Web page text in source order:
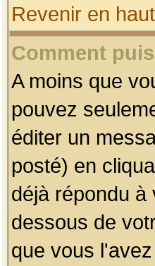
Revenir en
Comment
A moins que
pouvez
éditer un
posté) en
déjà répondu
dessous de
que vous